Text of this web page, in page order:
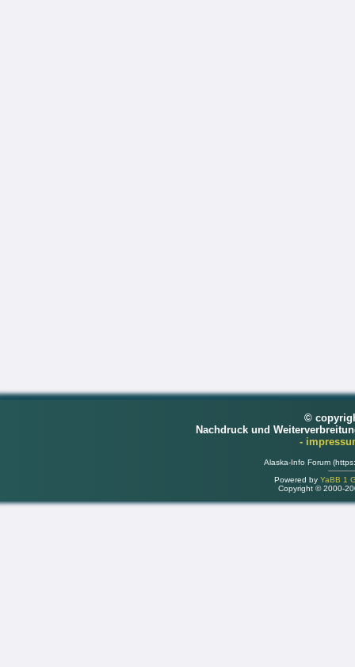
©
Nachdruck und
-
Alaska-Info Forum
Powered by YaBB 1
Copyright © 2000-